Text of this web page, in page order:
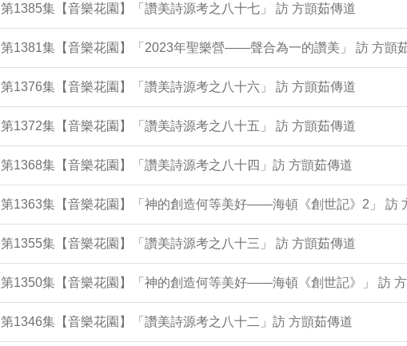
第1385集【音樂花園】「讚美詩源考之八十七」 訪 方顗茹傳道
第1381集【音樂花園】「2023年聖樂營——聲合為一的讚美」 訪 方顗
第1376集【音樂花園】「讚美詩源考之八十六」 訪 方顗茹傳道
第1372集【音樂花園】「讚美詩源考之八十五」 訪 方顗茹傳道
第1368集【音樂花園】「讚美詩源考之八十四」訪 方顗茹傳道
第1363集【音樂花園】「神的創造何等美好——海頓《創世記》2」 訪
第1355集【音樂花園】「讚美詩源考之八十三」 訪 方顗茹傳道
第1350集【音樂花園】「神的創造何等美好——海頓《創世記》」 訪
第1346集【音樂花園】「讚美詩源考之八十二」訪 方顗茹傳道